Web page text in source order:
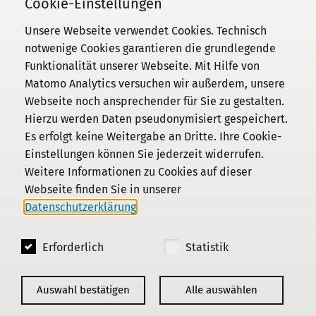
Kommission
Institut
Forschung
Publikationen
Datenschutz
Impressum
Kontakt
© 2018 - 2026KGParl
Cookie-Einstellungen
Unsere Webseite verwendet Cookies. Technisch
notwenige Cookies garantieren die grundlegende
Funktionalität unserer Webseite. Mit Hilfe von
Matomo Analytics versuchen wir außerdem, unsere
Webseite noch ansprechender für Sie zu gestalten.
Hierzu werden Daten pseudonymisiert gespeichert.
Es erfolgt keine Weitergabe an Dritte. Ihre Cookie-
Einstellungen können Sie jederzeit widerrufen.
Weitere Informationen zu Cookies auf dieser
Webseite finden Sie in unserer
Datenschutzerklärung
Erforderlich Statistik
Auswahl bestätigen Alle auswählen